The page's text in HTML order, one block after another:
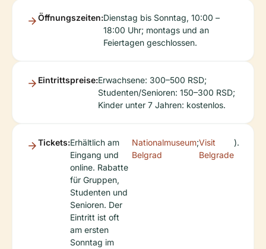
Öffnungszeiten:Dienstag bis Sonntag, 10:00 –
18:00 Uhr; montags und an
Feiertagen geschlossen.
Eintrittspreise:Erwachsene: 300–500 RSD;
Studenten/Senioren: 150–300 RSD;
Kinder unter 7 Jahren: kostenlos.
Tickets:Erhältlich am
Eingang und
online. Rabatte
für Gruppen,
Studenten und
Senioren. Der
Eintritt ist oft
am ersten
Sonntag im
Nationalmuseum
Belgrad
;Visit
Belgrade
).